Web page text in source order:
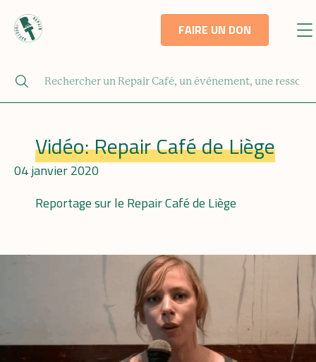
FAIRE UN DON
Vidéo: Repair Café de Liège
04 janvier 2020
Reportage sur le Repair Café de Liège